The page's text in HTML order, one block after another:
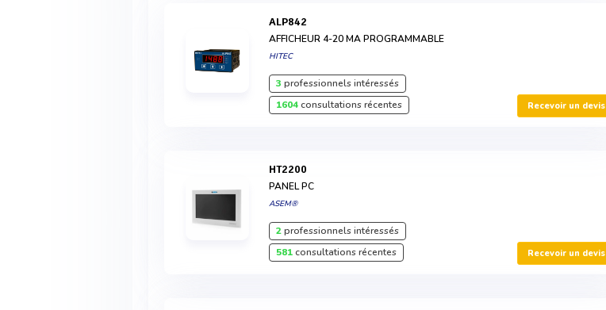
ALP842
AFFICHEUR 4-20 MA PROGRAMMABLE
HITEC
3 professionnels intéressés
1604consultations récentes Recevoir un devis
HT2200
PANEL PC
ASEM®
2professionnels intéressés
581consultations récentes Recevoir un devis